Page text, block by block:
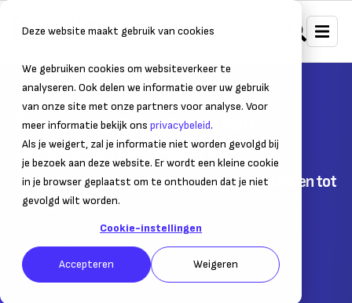
Deze website maakt gebruik van cookies
We gebruiken cookies om websiteverkeer te
analyseren. Ook delen we informatie over uw gebruik
van onze site met onze partners voor analyse. Voor
meer informatie bekijk ons privacybeleid.
Als je weigert, zal je informatie niet worden gevolgd bij
je bezoek aan deze website. Er wordt een kleine cookie
in je browser geplaatst om te onthouden dat je niet
gevolgd wilt worden.
Cookie-instellingen
Accepteren Weigeren
Home Internationaal ondernemen Bedrijfsactiviteiten
Reshoring: terughalen van
productie naar eigen land
Productieproblemen en stijgende kosten reden tot
terughalen
11 mei 2021– Leestijd:2min.
Laatst bijgewerkt:
11 mei 2021